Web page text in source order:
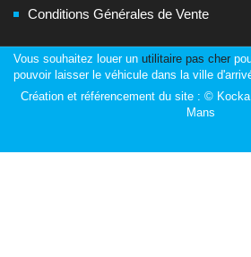
Conditions Générales de Vente
Vous souhaitez louer un utilitaire pas cher
pouvoir laisser le véhicule dans la ville
Création et référencement du site : ©
Mans